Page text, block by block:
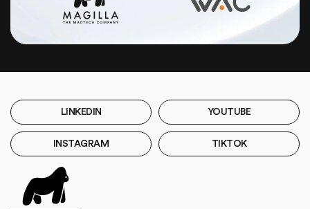
LINKEDIN YOUTUBE
INSTAGRAM TIKTOK